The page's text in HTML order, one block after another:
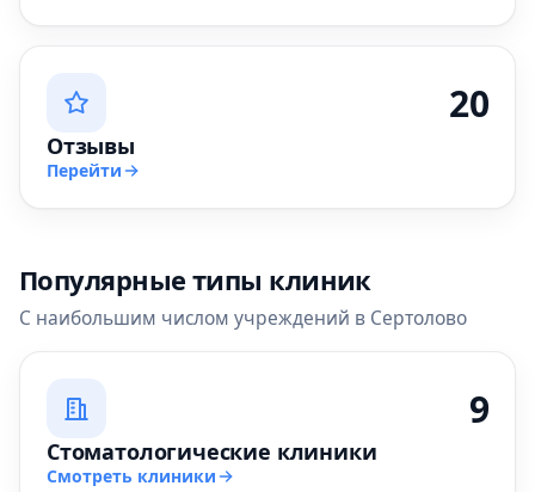
20
Отзывы
Перейти
Популярные типы клиник
С наибольшим числом учреждений в Сертолово
9
Стоматологические клиники
Смотреть клиники